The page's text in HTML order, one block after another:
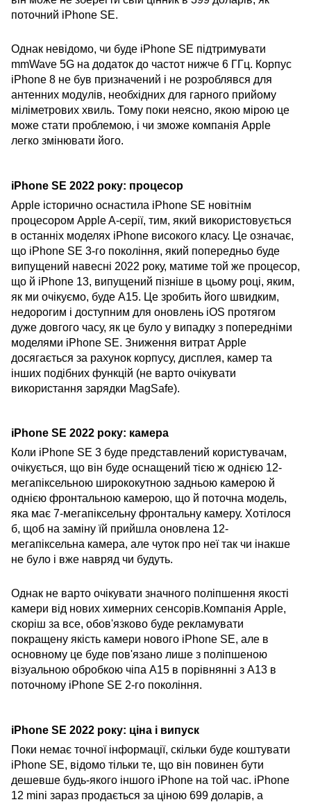
поточний iPhone SE.
Однак невідомо, чи буде iPhone SE підтримувати
mmWave 5G на додаток до частот нижче 6 ГГц. Корпус
iPhone 8 не був призначений і не розроблявся для
антенних модулів, необхідних для гарного прийому
міліметрових хвиль. Тому поки неясно, якою мірою це
може стати проблемою, і чи зможе компанія Apple
легко змінювати його.
iPhone SE 2022 року: процесор
Apple історично оснастила iPhone SE новітнім
процесором Apple A-серії, тим, який використовується
в останніх моделях iPhone високого класу. Це означає,
що iPhone SE 3-го покоління, який попередньо буде
випущений навесні 2022 року, матиме той же процесор,
що й iPhone 13, випущений пізніше в цьому році, яким,
як ми очікуємо, буде A15. Це зробить його швидким,
недорогим і доступним для оновлень iOS протягом
дуже довгого часу, як це було у випадку з попередніми
моделями iPhone SE. Зниження витрат Apple
досягається за рахунок корпусу, дисплея, камер та
інших подібних функцій (не варто очікувати
використання зарядки MagSafe).
iPhone SE 2022 року: камера
Коли iPhone SE 3 буде представлений користувачам,
очікується, що він буде оснащений тією ж однією 12-
мегапіксельною ширококутною задньою камерою й
однією фронтальною камерою, що й поточна модель,
яка має 7-мегапіксельну фронтальну камеру. Хотілося
б, щоб на заміну їй прийшла оновлена ​​12-
мегапіксельна камера, але чуток про неї так чи інакше
не було і вже навряд чи будуть.
Однак не варто очікувати значного поліпшення якості
камери від нових химерних сенсорів.Компанія Apple,
скоріш за все, обов'язково буде рекламувати
покращену якість камери нового iPhone SE, але в
основному це буде пов'язано лише з поліпшеною
візуальною обробкою чіпа A15 в порівнянні з A13 в
поточному iPhone SE 2-го покоління.
iPhone SE 2022 року: ціна і випуск
Поки немає точної інформації, скільки буде коштувати
iPhone SE, відомо тільки те, що він повинен бути
дешевше будь-якого іншого iPhone на той час. iPhone
12 mini зараз продається за ціною 699 доларів, а